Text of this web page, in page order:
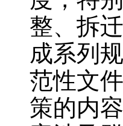
整、拆
成系列
范性文
策的内